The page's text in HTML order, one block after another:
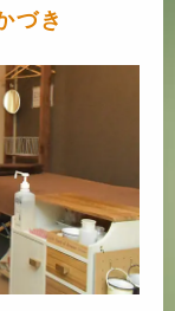
づき